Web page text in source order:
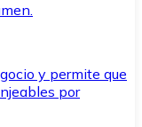
y permite que
por